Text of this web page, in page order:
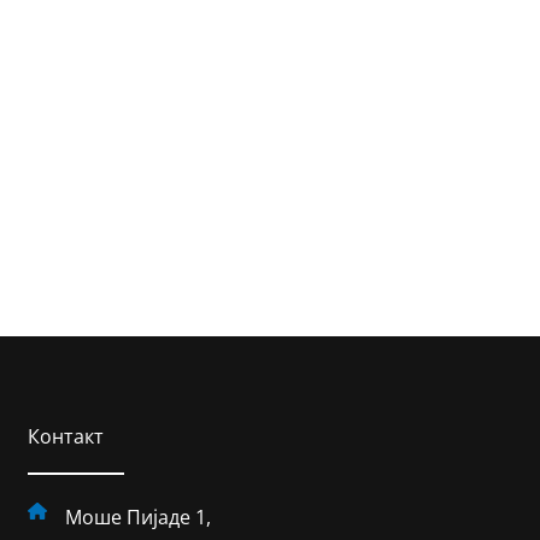
Контакт
Моше Пијаде 1,